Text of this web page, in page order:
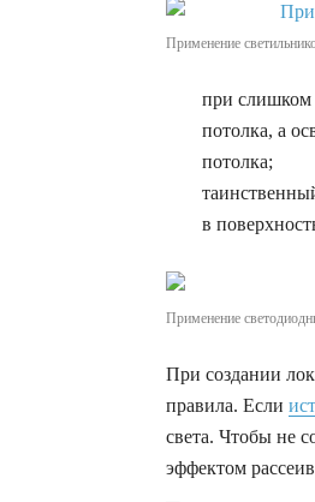
Применение
при слишком
потолка, а
потолка;
в
Применение
При создании
правила. Если
света. Чтобы не
эффектом